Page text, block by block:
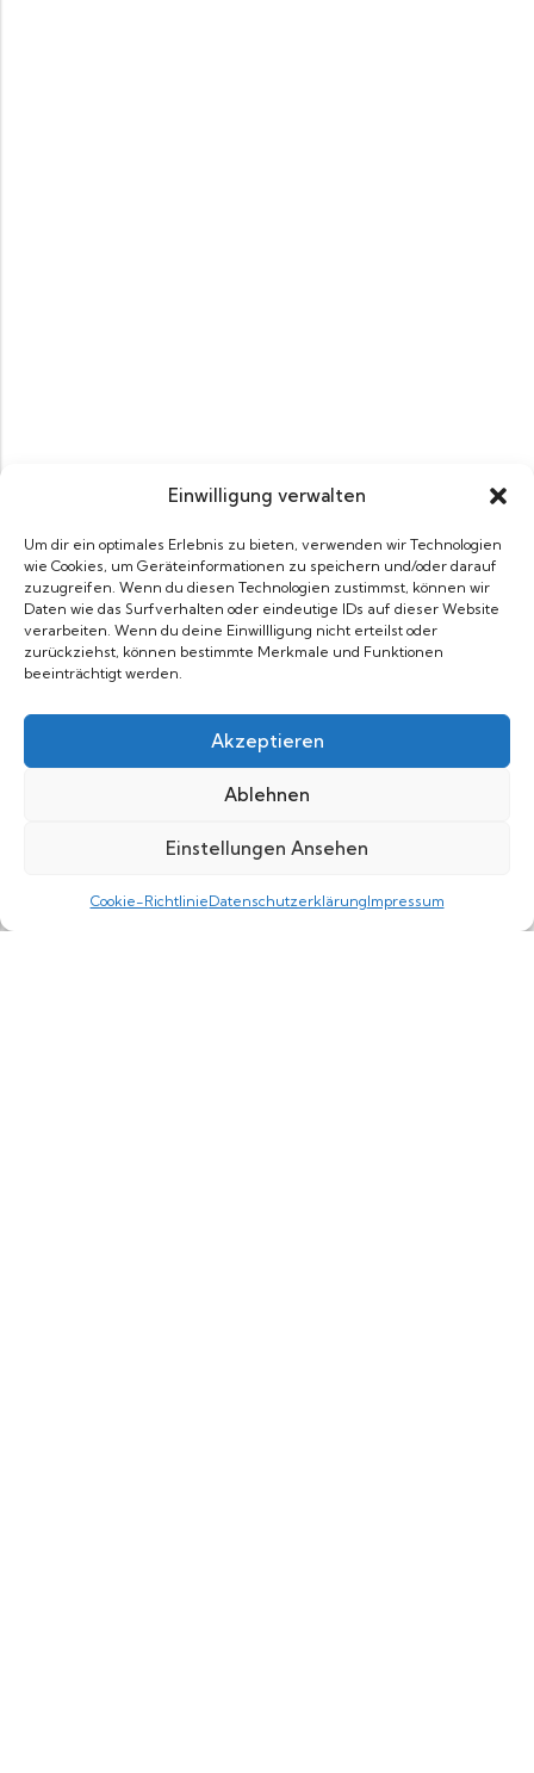
Einwilligung verwalten
Um dir ein optimales Erlebnis zu bieten, verwenden wir Technologien
wie Cookies, um Geräteinformationen zu speichern und/oder darauf
zuzugreifen. Wenn du diesen Technologien zustimmst, können wir
Daten wie das Surfverhalten oder eindeutige IDs auf dieser Website
verarbeiten. Wenn du deine Einwillligung nicht erteilst oder
zurückziehst, können bestimmte Merkmale und Funktionen
beeinträchtigt werden.
Akzeptieren
Ablehnen
Einstellungen Ansehen
Cookie-RichtlinieDatenschutzerklärungImpressum
Category Wishlist